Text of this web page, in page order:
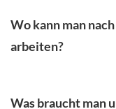
Wo kann man
arbeiten?
Was braucht man